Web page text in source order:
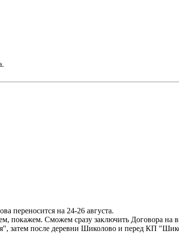
переносится на 24-26 августа.
покажем. Сможем сразу заключить Договора на
затем после деревни Шиколово и перед КП